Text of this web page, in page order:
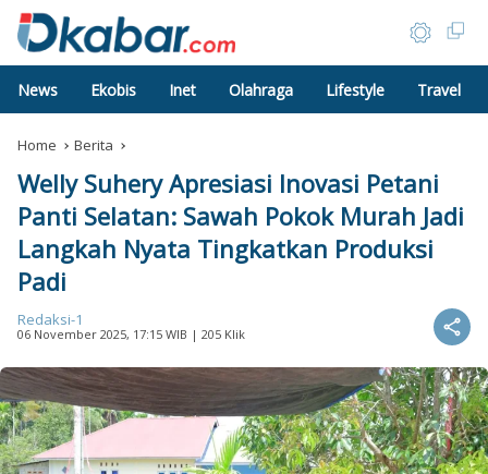
News Ekobis Inet Olahraga Lifestyle Travel
Home Berita
Welly Suhery Apresiasi Inovasi Petani
Panti Selatan: Sawah Pokok Murah Jadi
Langkah Nyata Tingkatkan Produksi
Padi
Redaksi-1
06 November 2025, 17:15 WIB | 205 Klik